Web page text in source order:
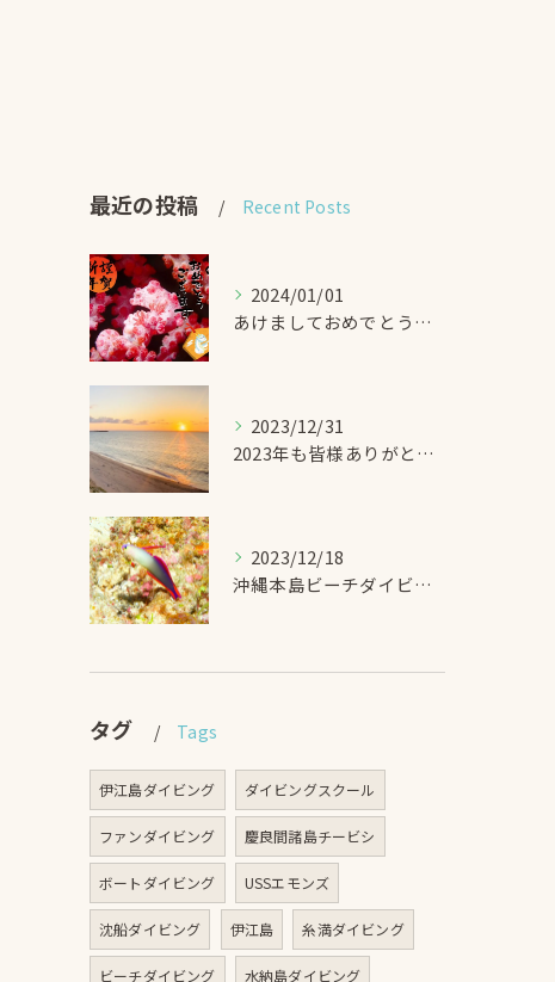
最近の投稿 Recent Posts
2024/01/01
あけましておめでとうございます！！ -DIVEGIFT
2023/12/31
2023年も皆様ありがとうございました！！ -DIVEGIFT
2023/12/18
沖縄本島ビーチダイビング アケボノハゼ -DIVEGIFT
タグ Tags
伊江島ダイビング ダイビングスクール
ファンダイビング 慶良間諸島チービシ
ボートダイビング USSエモンズ
沈船ダイビング 伊江島 糸満ダイビング
ビーチダイビング 水納島ダイビング